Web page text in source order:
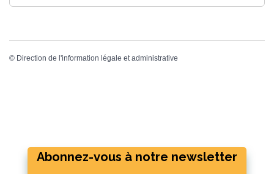
© Direction de l'information légale et administrative
Abonnez-vous à notre newsletter